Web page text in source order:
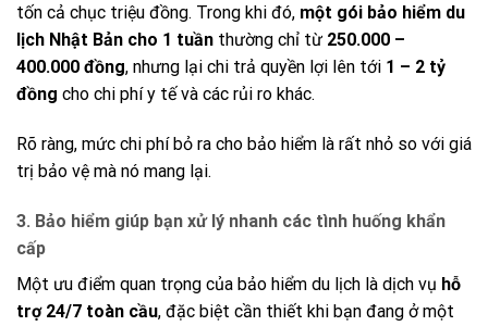
tốn cả chục triệu đồng. Trong khi đó, một gói bảo hiểm du
lịch Nhật Bản cho 1 tuần thường chỉ từ 250.000 –
400.000 đồng, nhưng lại chi trả quyền lợi lên tới 1 – 2 tỷ
đồng cho chi phí y tế và các rủi ro khác.
Rõ ràng, mức chi phí bỏ ra cho bảo hiểm là rất nhỏ so với giá
trị bảo vệ mà nó mang lại.
3. Bảo hiểm giúp bạn xử lý nhanh các tình huống khẩn
cấp
Một ưu điểm quan trọng của bảo hiểm du lịch là dịch vụ hỗ
trợ 24/7 toàn cầu, đặc biệt cần thiết khi bạn đang ở một